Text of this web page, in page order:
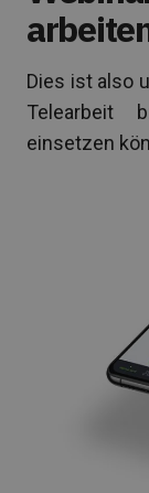
Dies ist also
Telearbeit
einsetzen